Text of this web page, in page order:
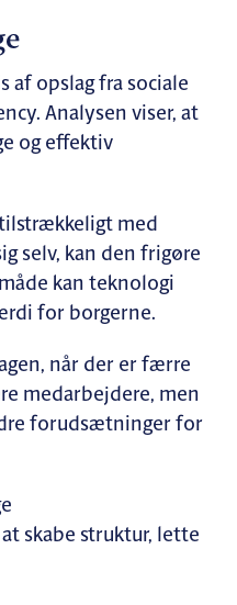
af opslag fra sociale
Analysen viser, at
og effektiv
med
selv, kan den frigøre
kan teknologi
for borgerne.
når der er færre
medarbejdere, men
forudsætninger for
skabe struktur, lette